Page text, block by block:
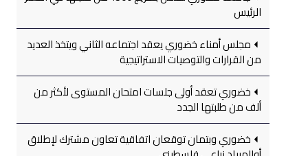
الرئيس
مجلس أمناء خضوري يعقد اجتماعه الثاني ويتخذ العديد
من القرارات والتوصيات الاستراتيجية
خضوري تعقد أولى جلسات امتحان المستوى لأكثر من
ألف من طلبتها الجدد
خضوري وبتمان توقعان اتفاقية تعاون مشترك لإطلاق